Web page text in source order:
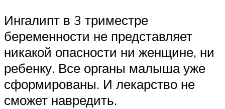
Ингалипт в 3 триместре
беременности не представляет
никакой опасности ни женщине, ни
ребенку. Все органы малыша уже
сформированы. И лекарство не
сможет навредить.